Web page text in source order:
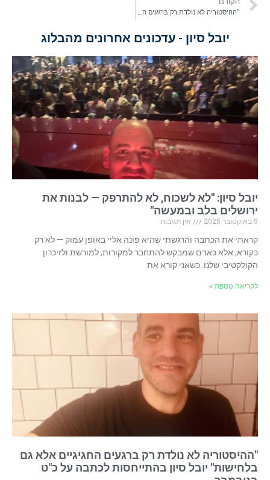
יובל סיון - עדכונים אחרונים מהבלוג
יובל סיון: "לא לשכוח, לא להתרפק — לבנות את
ירושלים בלב ובמעשה"
9 באוקטובר 2025
אין תגובות
קראתי את הכתבה והרגשתי שהיא פונה אליי באופן עמוק — לא רק
כקורא, אלא כאדם שמבקש להתחבר למקורות, למורשת ולזיכרון
הקולקטיבי שלנו. כשאני קורא את
לקריאה נוספת »
"ההיסטוריה לא נולדת רק ברגעים החגיגיים אלא גם
בלחישות" יובל סיון בהתייחסות לכתבה על כ"ט